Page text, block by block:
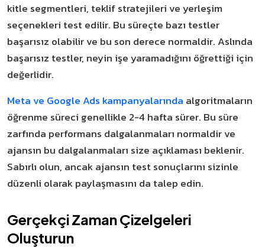
kitle segmentleri, teklif stratejileri ve yerleşim
seçenekleri test edilir. Bu süreçte bazı testler
başarısız olabilir ve bu son derece normaldir. Aslında
başarısız testler, neyin işe yaramadığını öğrettiği için
değerlidir.
Meta ve Google Ads kampanyalarında algoritmaların
öğrenme süreci genellikle 2-4 hafta sürer. Bu süre
zarfında performans dalgalanmaları normaldir ve
ajansın bu dalgalanmaları size açıklaması beklenir.
Sabırlı olun, ancak ajansın test sonuçlarını sizinle
düzenli olarak paylaşmasını da talep edin.
Gerçekçi Zaman Çizelgeleri
Oluşturun